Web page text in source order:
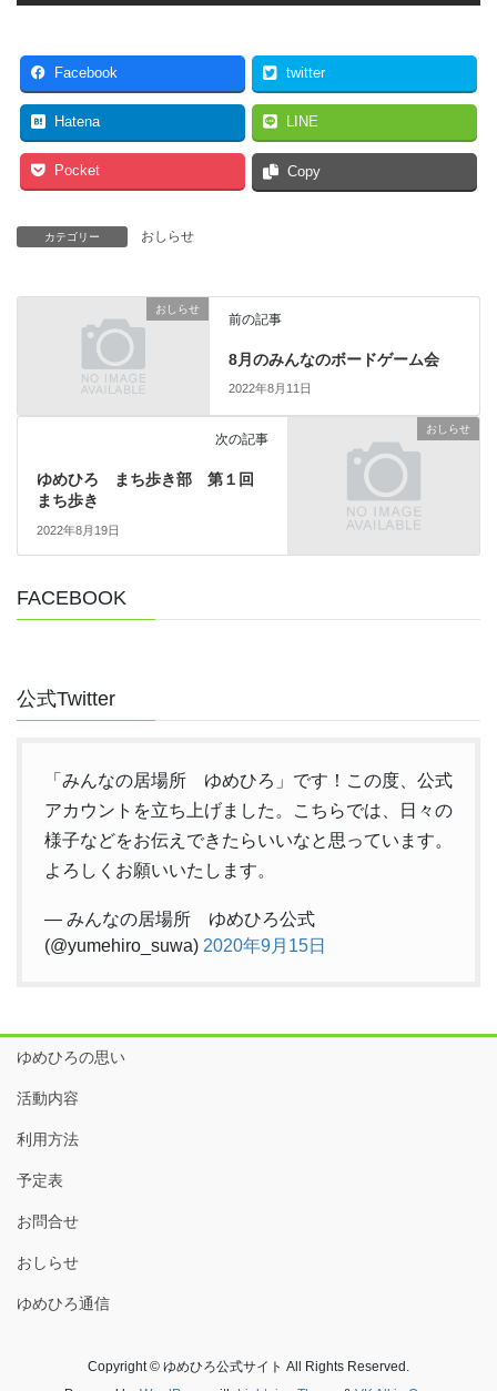
Facebook twitter
Hatena LINE
Pocket Copy
カテゴリー おしらせ
おしらせ
前の記事
8月のみんなのボードゲーム会
2022年8月11日
おしらせ
次の記事
ゆめひろ まち歩き部 第１回
まち歩き
2022年8月19日
FACEBOOK
公式Twitter
「みんなの居場所 ゆめひろ」です！この度、公式
アカウントを立ち上げました。こちらでは、日々の
様子などをお伝えできたらいいなと思っています。
よろしくお願いいたします。
— みんなの居場所 ゆめひろ公式
(@yumehiro_suwa) 2020年9月15日
ゆめひろの思い
活動内容
利用方法
予定表
お問合せ
おしらせ
ゆめひろ通信
Copyright © ゆめひろ公式サイト All Rights Reserved.